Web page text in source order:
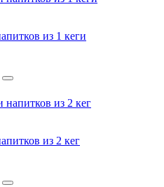
из 1 кеги
из 2 кег